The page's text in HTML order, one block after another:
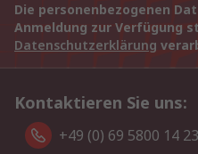
Die personenbezogenen
Anmeldung zur Verfügung
Datenschutzerklärung
Kontaktieren Sie uns:
+49 (0) 69 5800 14